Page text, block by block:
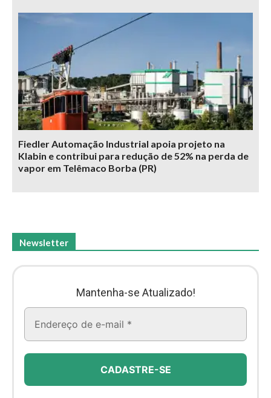
Fiedler Automação Industrial apoia projeto na
Klabin e contribui para redução de 52% na perda de
vapor em Telêmaco Borba (PR)
Newsletter
Mantenha-se Atualizado!